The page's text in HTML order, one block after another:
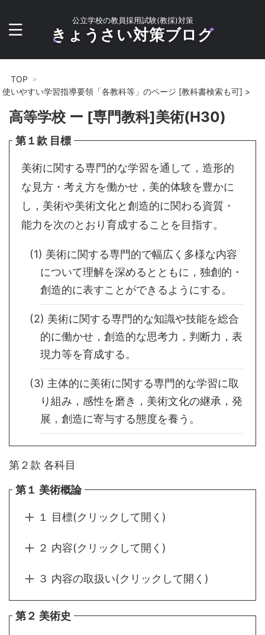
公立学校の教員採用試験(教採)対策
きょうさい対策ブログ
TOP
使いやすい学習指導要領「各教科等」のページ [教科書検索も可] >
高等学校 ー [専門教科]美術(H30)
第１款 目標
美術に関する専門的な学習を通して，造形的
な見方・考え方を働かせ，美的体験を豊かに
し，美術や美術文化と創造的に関わる資質・
能力を次のとおり育成することを目指す。
(1) 美術に関する専門的で幅広く多様な内容
について理解を深めるとともに，独創的・
創造的に表すことができるようにする。
(2) 美術に関する専門的な知識や技能を総合
的に働かせ，創造的な思考力，判断力，表
現力等を育成する。
(3) 主体的に美術に関する専門的な学習に取
り組み，感性を磨き，美術文化の継承，発
展，創造に寄与する態度を養う。
第２款 各科目
第１ 美術概論
１ 目標(クリックして開く)
２ 内容(クリックして開く)
３ 内容の取扱い(クリックして開く)
第２ 美術史